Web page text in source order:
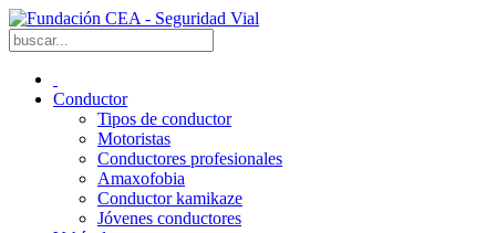
Conductor
Tipos de conductor
Motoristas
Conductores profesionales
Amaxofobia
Conductor kamikaze
Jóvenes conductores